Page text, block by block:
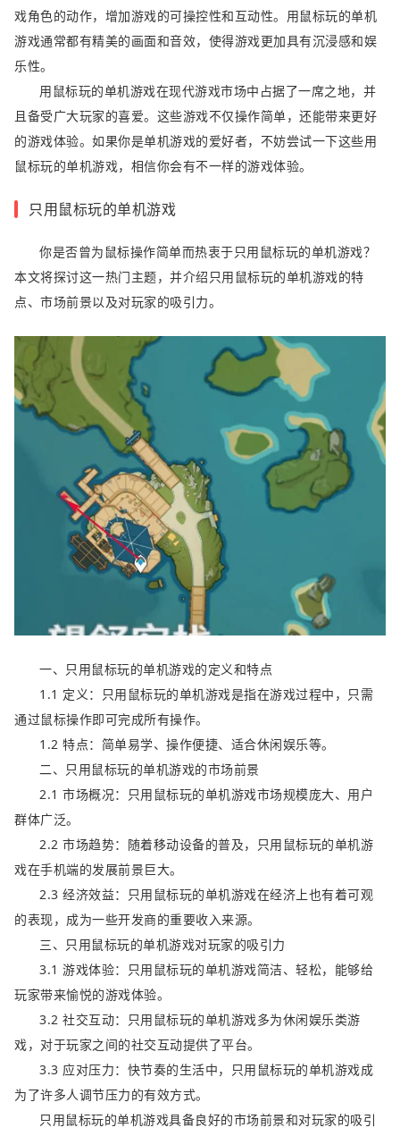
戏角色的动作，增加游戏的可操控性和互动性。用鼠标玩的单机
游戏通常都有精美的画面和音效，使得游戏更加具有沉浸感和娱
乐性。
用鼠标玩的单机游戏在现代游戏市场中占据了一席之地，并
且备受广大玩家的喜爱。这些游戏不仅操作简单，还能带来更好
的游戏体验。如果你是单机游戏的爱好者，不妨尝试一下这些用
鼠标玩的单机游戏，相信你会有不一样的游戏体验。
只用鼠标玩的单机游戏
你是否曾为鼠标操作简单而热衷于只用鼠标玩的单机游戏？
本文将探讨这一热门主题，并介绍只用鼠标玩的单机游戏的特
点、市场前景以及对玩家的吸引力。
一、只用鼠标玩的单机游戏的定义和特点
1.1 定义：只用鼠标玩的单机游戏是指在游戏过程中，只需
通过鼠标操作即可完成所有操作。
1.2 特点：简单易学、操作便捷、适合休闲娱乐等。
二、只用鼠标玩的单机游戏的市场前景
2.1 市场概况：只用鼠标玩的单机游戏市场规模庞大、用户
群体广泛。
2.2 市场趋势：随着移动设备的普及，只用鼠标玩的单机游
戏在手机端的发展前景巨大。
2.3 经济效益：只用鼠标玩的单机游戏在经济上也有着可观
的表现，成为一些开发商的重要收入来源。
三、只用鼠标玩的单机游戏对玩家的吸引力
3.1 游戏体验：只用鼠标玩的单机游戏简洁、轻松，能够给
玩家带来愉悦的游戏体验。
3.2 社交互动：只用鼠标玩的单机游戏多为休闲娱乐类游
戏，对于玩家之间的社交互动提供了平台。
3.3 应对压力：快节奏的生活中，只用鼠标玩的单机游戏成
为了许多人调节压力的有效方式。
只用鼠标玩的单机游戏具备良好的市场前景和对玩家的吸引